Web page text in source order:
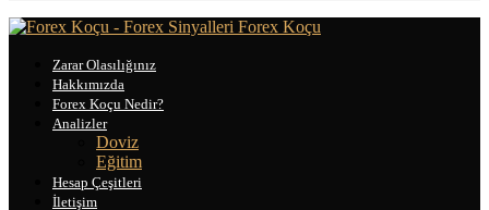
Forex Koçu
Zarar Olasılığınız
Hakkımızda
Forex Koçu Nedir?
Analizler
Doviz
Eğitim
Hesap Çeşitleri
İletişim